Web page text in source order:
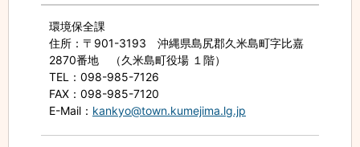
環境保全課
住所 ：〒901-3193 沖縄県島尻郡久米島町字比嘉
2870番地 （久米島町役場 １階）
TEL
：098-985-7126
FAX ：098-985-7120
E-Mail ： kankyo@town.kumejima.lg.jp